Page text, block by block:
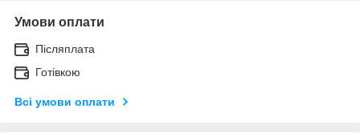
Умови оплати
Післяплата
Готівкою
Всі умови оплати